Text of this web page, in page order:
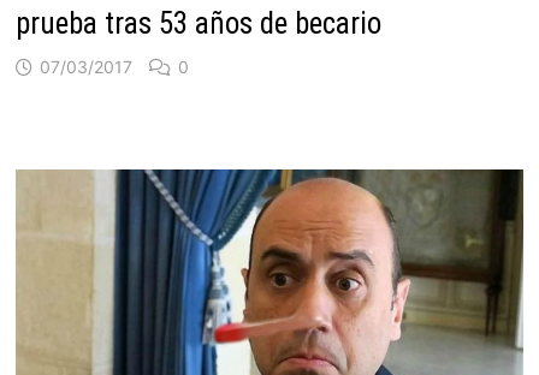
prueba tras 53 años de becario
07/03/2017 0